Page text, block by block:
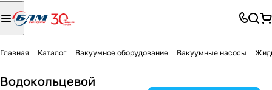
Главная Каталог Вакуумное оборудование Вакуумные насосы
Водокольцевой